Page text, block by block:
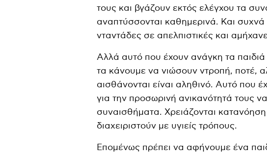
τους και βγάζουν εκτός ελέγχου τα
αναπτύσσονται καθημερινά. Και συχνά
νταντάδες σε απελπιστικές και
Αλλά αυτό που έχουν ανάγκη τα παιδιά
τα κάνουμε να νιώσουν ντροπή, ποτέ,
αισθάνονται είναι αληθινό. Αυτό που
για την προσωρινή ανικανότητά τους
συναισθήματα. Χρειάζονται
διαχειριστούν με υγιείς τρόπους.
Επομένως πρέπει να αφήνουμε ένα